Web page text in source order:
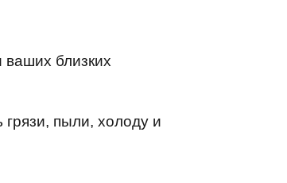
ваших близких
грязи, пыли, холоду и